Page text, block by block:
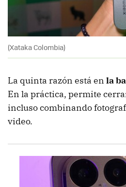
(Xataka Colombia)
La quinta razón está en la
En la práctica, permite
incluso combinando
video.